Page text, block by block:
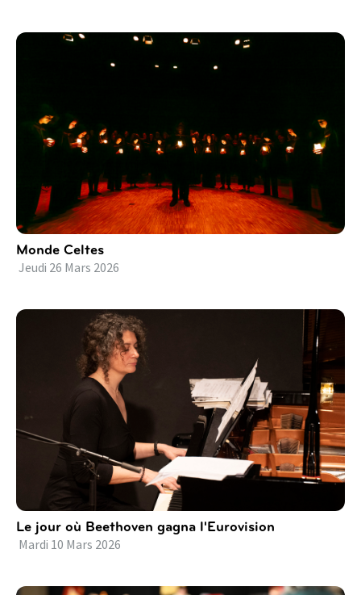
Monde Celtes
Jeudi 26 Mars 2026
Le jour où Beethoven gagna l'Eurovision
Mardi 10 Mars 2026